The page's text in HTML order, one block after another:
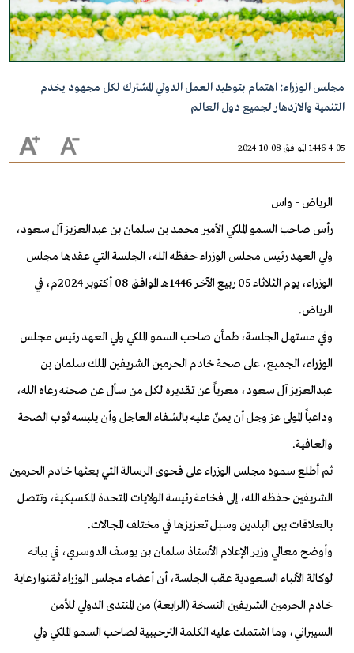
مجلس الوزراء: اهتمام بتوطيد العمل الدولي المشترك لكل مجهود يخدم
التنمية والازدهار لجميع دول العالم
1446-4-05 الموافق 08-10-2024
الرياض - واس
رأس صاحب السمو الملكي الأمير محمد بن سلمان بن عبدالعزيز آل سعود،
ولي العهد رئيس مجلس الوزراء حفظه الله، الجلسة التي عقدها مجلس
الوزراء، يوم الثلاثاء 05 ربيع الآخر 1446هـ الموافق 08 أكتوبر 2024م، في
الرياض.
وفي مستهل الجلسة، طمأن صاحب السمو الملكي ولي العهد رئيس مجلس
الوزراء، الجميع، على صحة خادم الحرمين الشريفين الملك سلمان بن
عبدالعزيز آل سعود، معرباً عن تقديره لكل من سأل عن صحته رعاه الله،
وداعياً المولى عز وجل أن يمنّ عليه بالشفاء العاجل وأن يلبسه ثوب الصحة
والعافية.
ثم أطلع سموه مجلس الوزراء على فحوى الرسالة التي بعثها خادم الحرمين
الشريفين حفظه الله، إلى فخامة رئيسة الولايات المتحدة المكسيكية، وتتصل
بالعلاقات بين البلدين وسبل تعزيزها في مختلف المجالات.
وأوضح معالي وزير الإعلام الأستاذ سلمان بن يوسف الدوسري، في بيانه
لوكالة الأنباء السعودية عقب الجلسة، أن أعضاء مجلس الوزراء ثمّنوا رعاية
خادم الحرمين الشريفين النسخة (الرابعة) من المنتدى الدولي للأمن
السيبراني، وما اشتملت عليه الكلمة الترحيبية لصاحب السمو الملكي ولي